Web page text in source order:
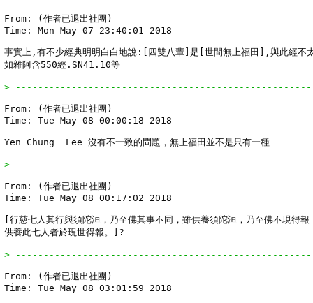
From: (作者已退出社團)
Time: Mon May 07 23:40:01 2018
事實上,有不少經典明明白白地說:[四雙八輩]是[世間無上福田],與此經不
如雜阿含550經.SN41.10等
>
From: (作者已退出社團)
Time: Tue May 08 00:00:18 2018
Yen Chung  Lee 沒有不一致的問題，無上福田並不是只有一種
>
From: (作者已退出社團)
Time: Tue May 08 00:17:02 2018
[行慈七人其行與須陀洹，乃至佛其事不同，雖供養須陀洹，乃至佛不現得報
供養此七人者於現世得報。]?
>
From: (作者已退出社團)
Time: Tue May 08 03:01:59 2018